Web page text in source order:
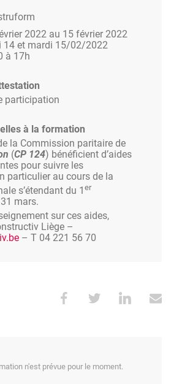
2022 au 15 février 2022
14 et mardi 15/02/2022
à 17h
participation
à la formation
la Commission paritaire de
(CP 124) bénéficient d’aides
pour suivre les
particulier au cours de la
s’étendant du 1 er
mars.
sur ces aides,
Liège –
– T 04 221 56 70
n'est prévue pour le moment.